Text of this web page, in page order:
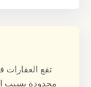
تقع
محدودة بسبب